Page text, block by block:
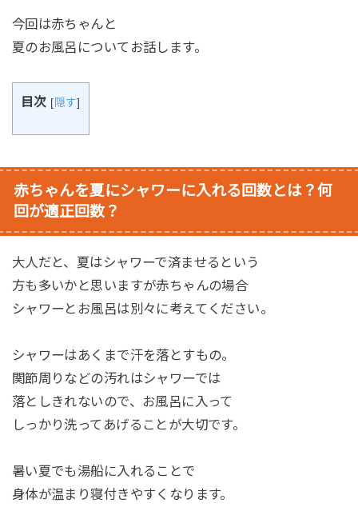
今回は赤ちゃんと
夏のお風呂についてお話します。
目次 [隠す]
赤ちゃんを夏にシャワーに入れる回数とは？何
回が適正回数？
大人だと、夏はシャワーで済ませるという
方も多いかと思いますが赤ちゃんの場合
シャワーとお風呂は別々に考えてください。
シャワーはあくまで汗を落とすもの。
関節周りなどの汚れはシャワーでは
落としきれないので、お風呂に入って
しっかり洗ってあげることが大切です。
暑い夏でも湯船に入れることで
身体が温まり寝付きやすくなります。